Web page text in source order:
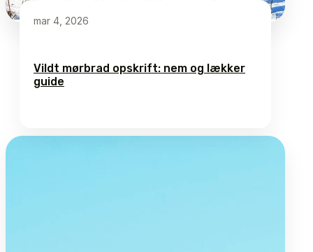
mar 4, 2026
Vildt mørbrad opskrift: nem og lækker
guide